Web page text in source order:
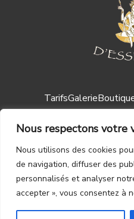
Nous respectons votre
Nous utilisons des cookies
de navigation, diffuser des
personnalisés et analyser
accepter », vous consentez à
TarifsGalerie
Mentions